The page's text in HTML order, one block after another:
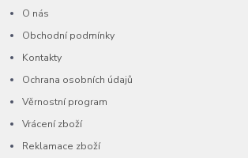
O nás
Obchodní podmínky
Kontakty
Ochrana osobních údajů
Věrnostní program
Vrácení zboží
Reklamace zboží